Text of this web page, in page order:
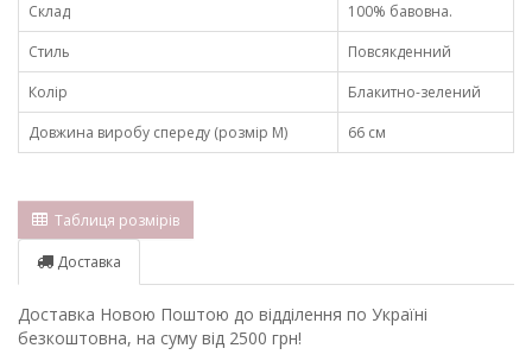
Склад
100% бавовна.
Стиль
Повсякденний
Колір
Блакитно-зелений
Довжина виробу спереду (розмір М)
66 см
Таблиця розмірів
Доставка
Доставка Новою Поштою до відділення по Україні
безкоштовна, на суму від 2500 грн!